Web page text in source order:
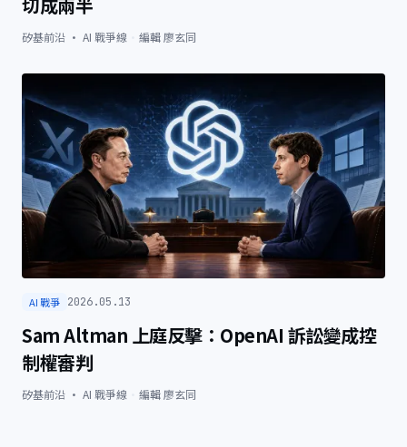
矽基前沿 · AI 戰爭線 編輯廖玄同
AI 戰爭 2026.05.13
Sam Altman 上庭反擊：OpenAI 訴訟變成控
制權審判
矽基前沿 · AI 戰爭線 編輯廖玄同